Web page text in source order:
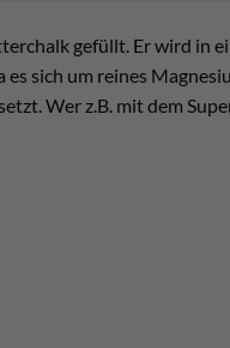
gefüllt. Er wird in
es sich um reines
Wer z.B. mit dem